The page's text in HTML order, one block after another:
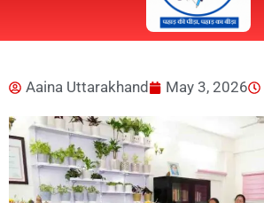
Aaina Uttarakhand May 3, 2026